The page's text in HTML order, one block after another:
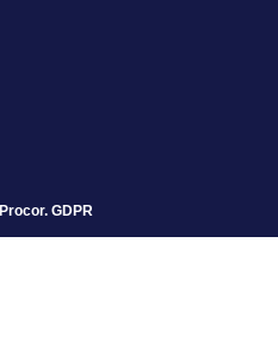
Procor. GDPR